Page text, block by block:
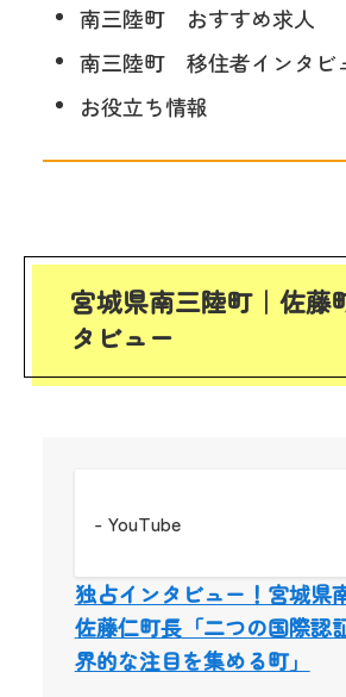
南三陸町 おすすめ求人
南三陸町 移住者インタビ
お役立ち情報
宮城県南三陸町｜佐藤
タビュー
- YouTube
独占インタビュー！宮城県
佐藤仁町長「二つの国際認
界的な注目を集める町」